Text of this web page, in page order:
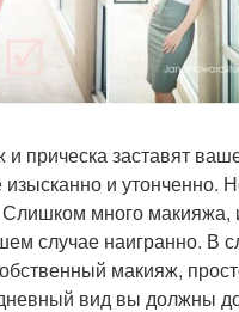
прическа заставят
и утонченно.
много макияжа,
случае наигранно. В
макияж,
вид вы должны